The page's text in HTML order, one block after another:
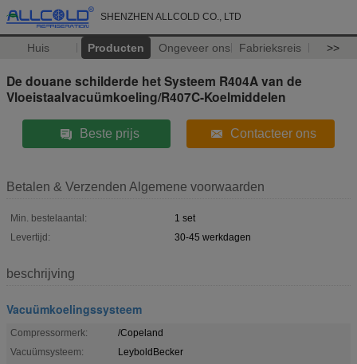
SHENZHEN ALLCOLD CO., LTD
Huis Producten Ongeveer ons Fabrieksreis >>
De douane schilderde het Systeem R404A van de
Vloeistaalvacuümkoeling/R407C-Koelmiddelen
Beste prijs Contacteer ons
Betalen & Verzenden Algemene voorwaarden
Min. bestelaantal:
1 set
Levertijd:
30-45 werkdagen
beschrijving
Vacuümkoelingssysteem
Compressormerk:
/Copeland
Vacuümsysteem:
LeyboldBecker